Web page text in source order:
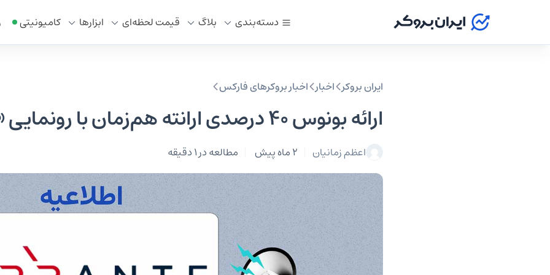
دسته‌بندی بلاگ قیمت لحظه‌ای ابزار‌ها کامیونیتی
ایران بروکر اخبار اخبار بروکرهای فارکس
ارائه بونوس ۴۰ درصدی ارانته هم‌زمان با رونمایی «ارانته پالس»
اعظم زمانیان 2 ماه پیش مطالعه در 1 دقیقه